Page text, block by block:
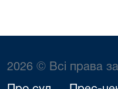
2026 © Всі права